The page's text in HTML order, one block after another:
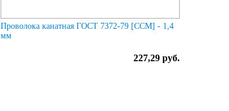
Проволока канатная ГОСТ 7372-79 [ССМ] - 1,4
мм
227,29 руб.